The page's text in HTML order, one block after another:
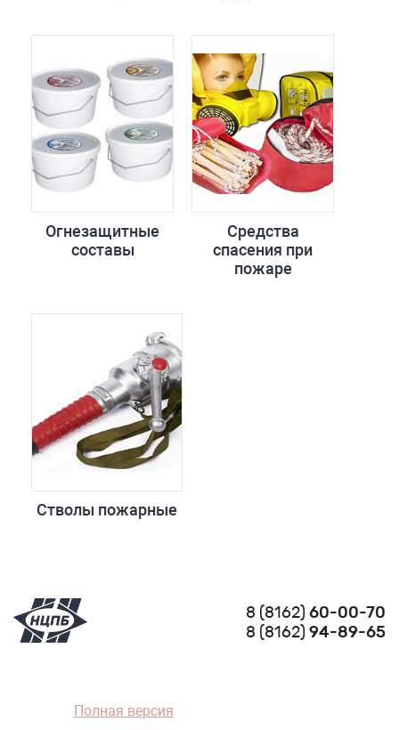
Огнезащитные
составы
Средства
спасения при
пожаре
Стволы пожарные
8 (8162)60-00-70
8 (8162)94-89-65
Полная версия